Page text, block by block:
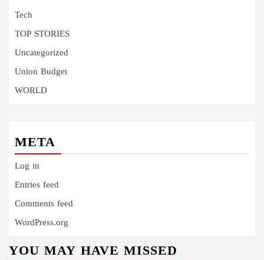
Tech
TOP STORIES
Uncategorized
Union Budget
WORLD
META
Log in
Entries feed
Comments feed
WordPress.org
YOU MAY HAVE MISSED